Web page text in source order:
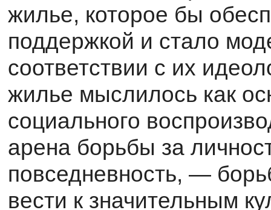
жилье, которое бы
поддержкой и стало
соответствии с их
жилье мыслилось как
социального
арена борьбы за
повседневность, —
вести к значительным